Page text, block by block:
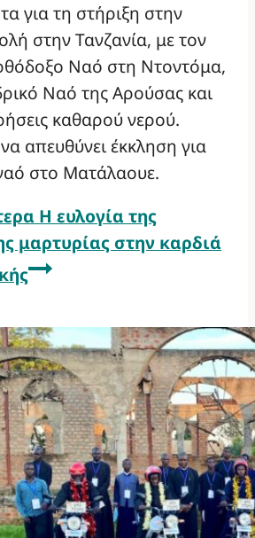
για τη στήριξη στην
στην Τανζανία, με τον
Ναό στη Ντοντόμα,
Ναό της Αρούσας και
καθαρού νερού.
απευθύνει έκκληση για
στο Ματάλαουε.
Η ευλογία της
μαρτυρίας στην καρδιά